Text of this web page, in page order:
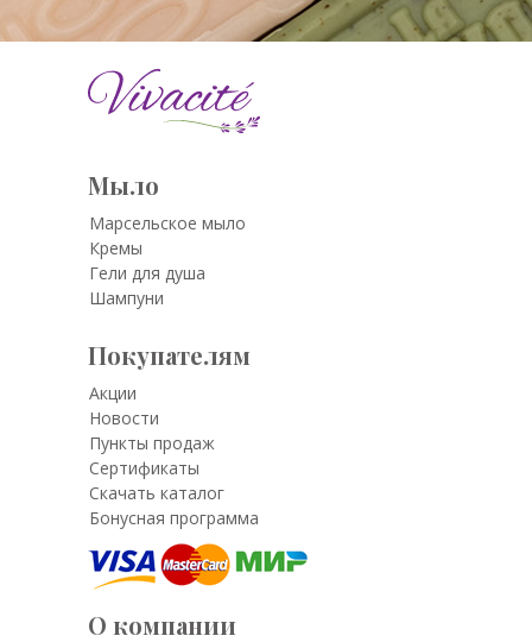
Мыло
Марсельское мыло
Кремы
Гели для душа
Шампуни
Покупателям
Акции
Новости
Пункты продаж
Сертификаты
Скачать каталог
Бонусная программа
О компании